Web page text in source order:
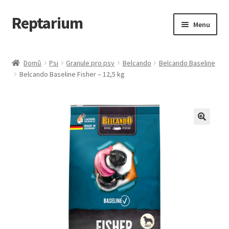
Přeskočit
na
Přejít
k
webu
Reptarium Menu
Košík
Malá zvířata — Klece, krmivo, vybavení
Domů Psi Granule pro psy Belcando
Belcando Baseline
Belcando Baseline Fisher – 12,5 kg